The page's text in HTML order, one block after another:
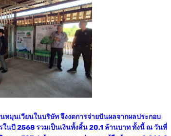
หมุนเวียนในบริษัท จึงงดการจ่ายปันผลจากผลประกอบ
ในปี 2568 รวมเป็นเงินทั้งสิ้น 20.1 ล้านบาท ทั้งนี้ ณ วันที่